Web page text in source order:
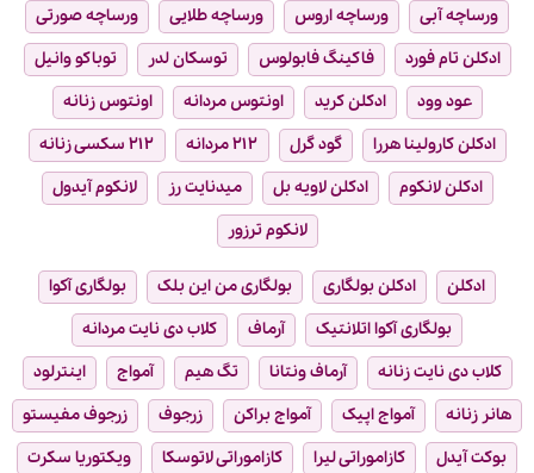
ورساچه آبی
ورساچه اروس ورساچه طلایی
ورساچه صورتی
ادکلن تام فورد
فاکینگ فابولوس توسکان لدر
توباکو وانیل
عود وود
ادکلن کرید اونتوس مردانه
اونتوس زنانه
ادکلن کارولینا هررا
گود گرل ۲۱۲ مردانه
۲۱۲ سکسی زنانه
ادکلن لانکوم
ادکلن لاویه بل میدنایت رز
لانکوم آیدول
لانکوم ترزور
ادکلن ادکلن بولگاری بولگاری من این بلک
بولگاری آکوا
بولگاری آکوا اتلانتیک
آرماف
کلاب دی نایت مردانه
کلاب دی نایت زنانه
آرماف ونتانا تگ هیم آمواج
اینترلود
هانر زنانه
آمواج اپیک آمواج براکن زرجوف
زرجوف مفیستو
بوکت آیدل
کازاموراتی لیرا کازاموراتی لاتوسکا
ویکتوریا سکرت